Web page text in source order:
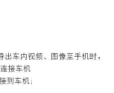
车内视频、图像至手机时，
接车机
到车机；